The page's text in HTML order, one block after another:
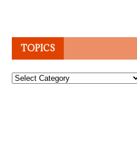
TOPICS
Topics